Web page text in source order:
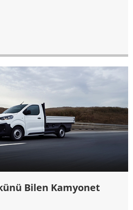
Bilen Kamyonet